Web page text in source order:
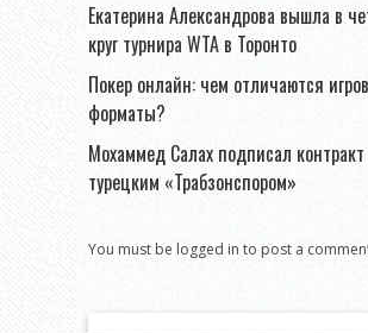
Екатерина Александрова вышла в
круг турнира WTA в Торонто
Покер онлайн: чем отличаются
форматы?
Мохаммед Салах подписал контракт
турецким «Трабзонспором»
You must be logged in to post a